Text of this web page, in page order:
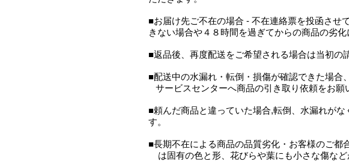
■お届け先ご不在の場合 - 不在連絡票を投函させ
きない場合や４８時間を過ぎてからの商品の劣
■返品後、再度配送をご希望される場合は当初の
■配送中の水漏れ・転倒・損傷が確認できた場
サービスセンターへ商品の引き取り依頼をお願
■頼んだ商品と違っていた場合,転倒、水漏れが
す。
■長期不在による商品の品質劣化・お客様のご都
は固有の色と形、花びらや葉にも小さな傷な